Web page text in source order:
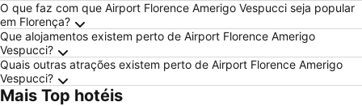
O que faz com que Airport Florence Amerigo Vespucci seja popular
em Florença?
Que alojamentos existem perto de Airport Florence Amerigo
Vespucci?
Quais outras atrações existem perto de Airport Florence Amerigo
Vespucci?
Mais Top hotéis